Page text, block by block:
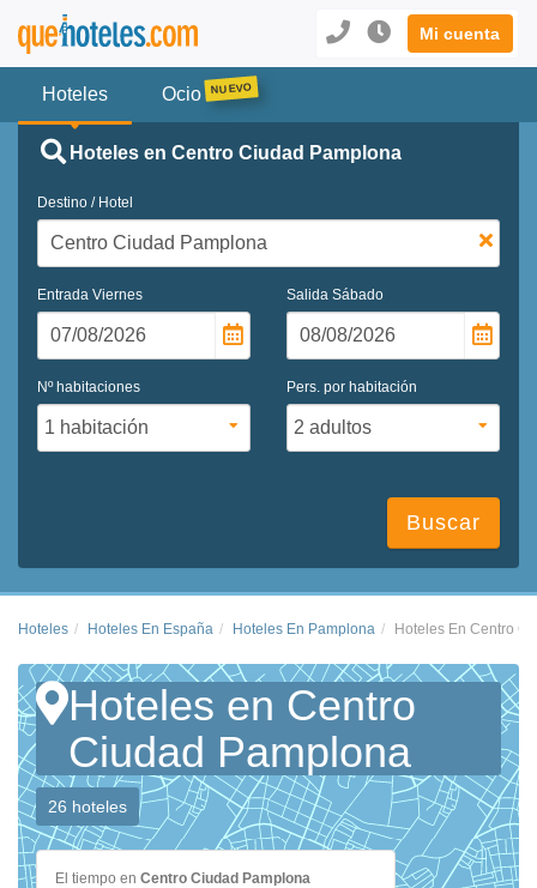
Mi cuenta
Hoteles Ocio
Hoteles en Centro Ciudad Pamplona
Destino / Hotel
Entrada Viernes Salida Sábado
Nº habitaciones Pers. por habitación
Buscar
Hoteles Hoteles En España Hoteles En Pamplona Hoteles En Centro
Hoteles en Centro
Ciudad Pamplona
26 hoteles
El tiempo en Centro Ciudad Pamplona